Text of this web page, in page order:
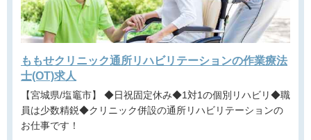
ももせクリニック通所リハビリテーションの作業療法
士(OT)求人
【宮城県/塩竈市】 ◆日祝固定休み◆1対1の個別リハビリ◆職
員は少数精鋭◆クリニック併設の通所リハビリテーションの
お仕事です！